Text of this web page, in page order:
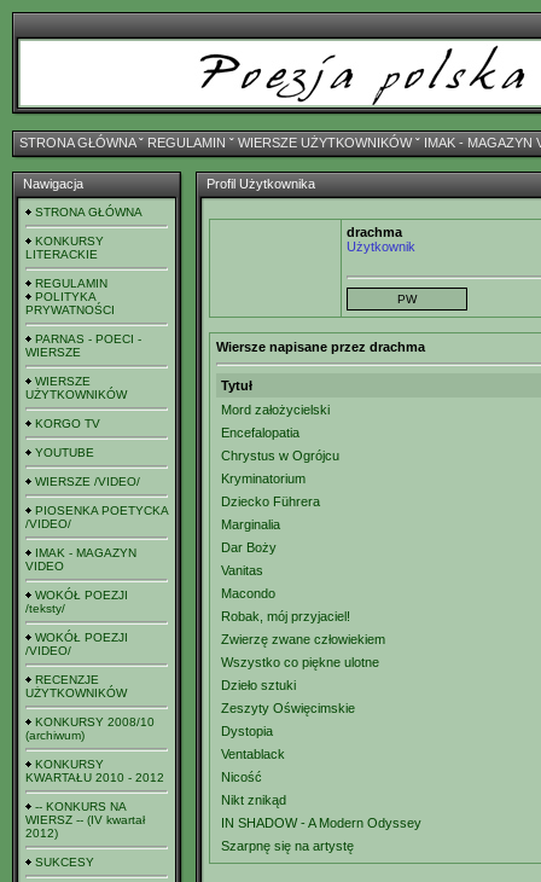
STRONA GŁÓWNAˇ REGULAMIN ˇ WIERSZE UŻYTKOWNIKÓWˇ IMAK - MAGAZYN
Nawigacja
STRONA GŁÓWNA
KONKURSY
LITERACKIE
REGULAMIN
POLITYKA
PRYWATNOŚCI
PARNAS - POECI -
WIERSZE
WIERSZE
UŻYTKOWNIKÓW
KORGO TV
YOUTUBE
WIERSZE /VIDEO/
PIOSENKA POETYCKA
/VIDEO/
IMAK - MAGAZYN
VIDEO
WOKÓŁ POEZJI
/teksty/
WOKÓŁ POEZJI
/VIDEO/
RECENZJE
UŻYTKOWNIKÓW
KONKURSY 2008/10
(archiwum)
KONKURSY
KWARTAŁU 2010 - 2012
-- KONKURS NA
WIERSZ -- (IV kwartał
2012)
SUKCESY
Profil Użytkownika
drachma
Użytkownik
Wiersze napisane przez drachma
Tytuł
Mord założycielski
Encefalopatia
Chrystus w Ogrójcu
Kryminatorium
Dziecko Führera
Marginalia
Dar Boży
Vanitas
Macondo
Robak, mój przyjaciel!
Zwierzę zwane człowiekiem
Wszystko co piękne ulotne
Dzieło sztuki
Zeszyty Oświęcimskie
Dystopia
Ventablack
Nicość
Nikt znikąd
IN SHADOW - A Modern Odyssey
Szarpnę się na artystę